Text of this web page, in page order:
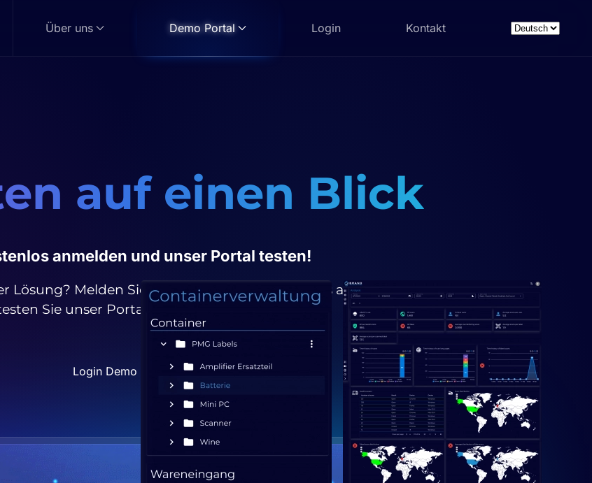
Über uns Demo Portal Login Kontakt
Sprache
auf einen Blick
anmelden und unser Portal testen!
Lösung? Melden Sie sich ganz einfach kostenlos an und
Sie unser Portal unverbindlich!
Login Demo Portal